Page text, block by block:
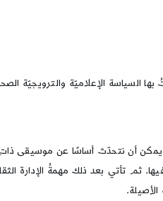
السياسة الإعلاميّة والترويجيّة
أن نتحدّث أساسًا عن موسيقى ذاتِ
فيها. ثم تأتي بعد ذلك مهمةُ الإدارة